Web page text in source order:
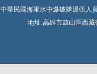
中華民國海軍水中爆破隊退伍人
地址:高雄市鼓山區西藏